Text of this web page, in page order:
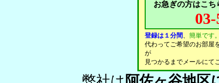
お急ぎの方はこ
登録は１分間 、 簡単です
代わってご希望のお部屋
が
見つかるまでメールにて